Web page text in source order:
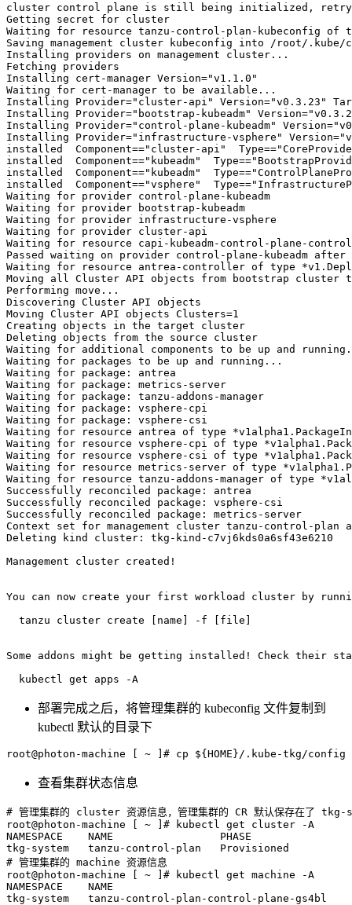
cluster control plane is still being initialized,
Getting secret for cluster
Waiting for resource tanzu-control-plan-kubeconfig of
Saving management cluster kubeconfig into /root/.kube/
Installing providers on management cluster...
Fetching providers
Installing cert-manager Version="v1.1.0"
Waiting for cert-manager to be available...
Installing Provider="cluster-api" Version="v0.3.23"
Installing Provider="bootstrap-kubeadm"
Installing Provider="control-plane-kubeadm"
Installing Provider="infrastructure-vsphere"
installed  Component=="cluster-api"
installed  Component=="kubeadm"
installed  Component=="kubeadm"
installed  Component=="vsphere"
Waiting for provider control-plane-kubeadm
Waiting for provider bootstrap-kubeadm
Waiting for provider infrastructure-vsphere
Waiting for provider cluster-api
Waiting for resource capi-kubeadm-control-plane-
Passed waiting on provider control-plane-kubeadm after
Waiting for resource antrea-controller of type
Moving all Cluster API objects from bootstrap cluster
Performing move...
Discovering Cluster API objects
Moving Cluster API objects Clusters=1
Creating objects in the target cluster
Deleting objects from the source cluster
Waiting for additional components to be up and
Waiting for packages to be up and running...
Waiting for package: antrea
Waiting for package: metrics-server
Waiting for package: tanzu-addons-manager
Waiting for package: vsphere-cpi
Waiting for package: vsphere-csi
Waiting for resource antrea of type
Waiting for resource vsphere-cpi of type
Waiting for resource vsphere-csi of type
Waiting for resource metrics-server of type
Waiting for resource tanzu-addons-manager of type
Successfully reconciled package: antrea
Successfully reconciled package: vsphere-csi
Successfully reconciled package: metrics-server
Context set for management cluster tanzu-control-plan
Deleting kind cluster: tkg-kind-c7vj6kds0a6sf43e6210
Management cluster created !
You can now create your first workload cluster by
  tanzu cluster create
[ name ] -f [ file ]
Some addons might be getting installed !
Check their
  kubectl get apps
-A
部署完成之后，将管理集群的 kubeconfig 文件复制到
kubectl 默认的目录下
root@photon-machine [ ~ ] # cp ${HOME}/.kube-tkg/config
查看集群状态信息
# 管理集群的 cluster 资源信息，管理集群的 CR 默认保存在了
root@photon-machine
[ ~ ] # kubectl get cluster -A
NAMESPACE    NAME                 PHASE
# 管理集群的 machine 资源信息
root@photon-machine
[ ~ ] # kubectl get machine -A
NAMESPACE    NAME
tkg-system   tanzu-control-plan-control-plane-gs4bl